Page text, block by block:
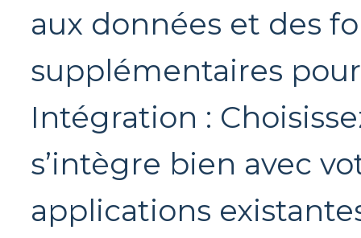
aux données et des
supplémentaires
Intégration :
s’intègre bien avec
applications